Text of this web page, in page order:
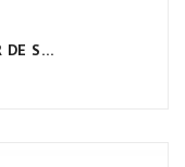
RAPIDRY ACCÉLÉRATEUR DE SÉCHAGE OPI